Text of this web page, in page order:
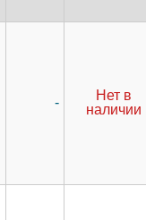
-
Нет в
наличии